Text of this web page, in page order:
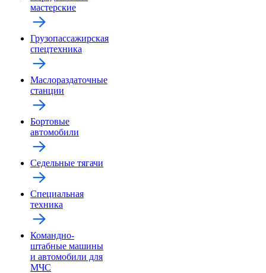
мастерские
Грузопассажирская
спецтехника
Маслораздаточные
станции
Бортовые
автомобили
Седельные тягачи
Специальная
техника
Командно-
штабные машины
и автомобили для
МЧС